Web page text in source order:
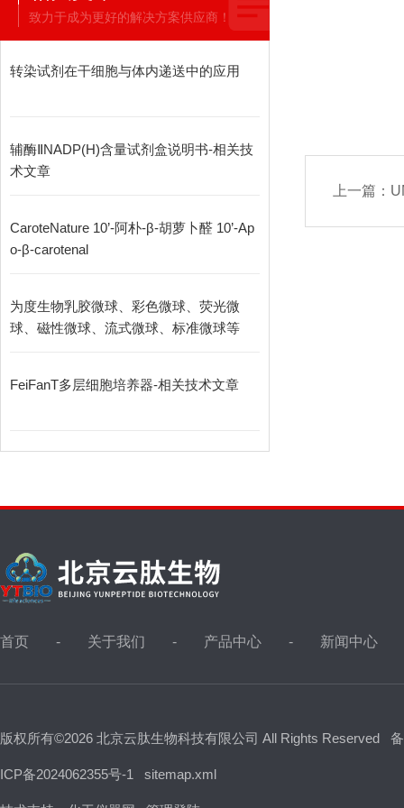
致力于成为更好的解决方案供应商！
转染试剂在干细胞与体内递送中的应用
辅酶ⅡNADP(H)含量试剂盒说明书-相关技
术文章
CaroteNature 10’-阿朴-β-胡萝卜醛 10’‐Ap
o‐β‐carotenal
为度生物乳胶微球、彩色微球、荧光微
球、磁性微球、流式微球、标准微球等
FeiFanT多层细胞培养器-相关技术文章
上一篇：
首页 关于我们 产品中心 新闻中心
版权所有©2026 北京云肽生物科技有限公司 All Rights Reserved
ICP备2024062355号-1 sitemap.xml